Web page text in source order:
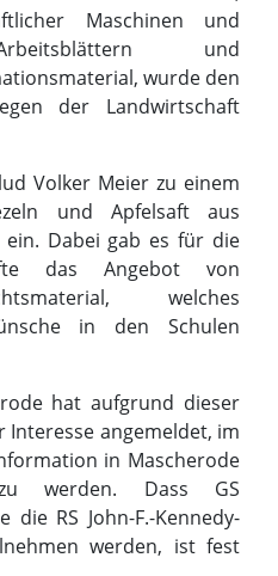
Volker Meier zu einem
und Apfelsaft aus
ein. Dabei gab es für die
das Angebot von
welches
hat aufgrund dieser
angemeldet, im
in Mascherode
werden. Dass GS
RS John-F.-Kennedy-